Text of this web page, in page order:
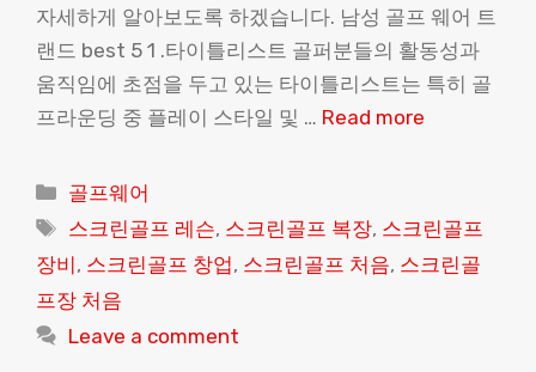
자세하게 알아보도록 하겠습니다. 남성 골프 웨어 트
랜드 best 5 1 .타이틀리스트 골퍼분들의 활동성과
움직임에 초점을 두고 있는 타이틀리스트는 특히 골
프라운딩 중 플레이 스타일 및 … Read more
Categories
골프웨어
Tags
스크린골프 레슨, 스크린골프 복장, 스크린골프
장비 , 스크린골프 창업, 스크린골프 처음, 스크린골
프장 처음
Leave a comment